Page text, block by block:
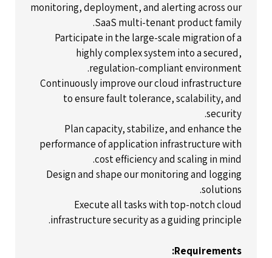
monitoring, deployment, and alerting across our
SaaS multi-tenant product family.
Participate in the large-scale migration of a
highly complex system into a secured,
regulation-compliant environment.
Continuously improve our cloud infrastructure
to ensure fault tolerance, scalability, and
security.
Plan capacity, stabilize, and enhance the
performance of application infrastructure with
cost efficiency and scaling in mind.
Design and shape our monitoring and logging
solutions.
Execute all tasks with top-notch cloud
infrastructure security as a guiding principle.
Requirements: